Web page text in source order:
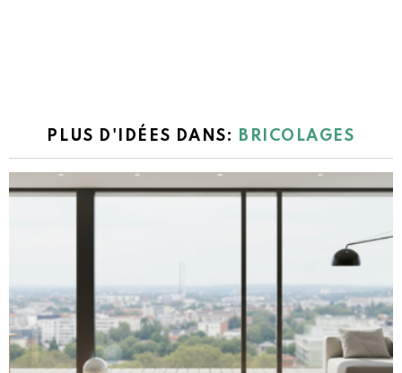
PLUS D'IDÉES DANS: BRICOLAGES